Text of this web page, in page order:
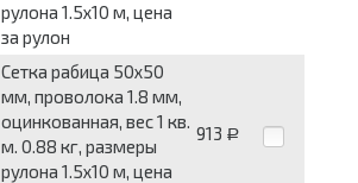
рулона 1.5x10 м, цена
за рулон
Сетка рабица 50x50
мм, проволока 1.8 мм,
оцинкованная, вес 1 кв.
м. 0.88 кг, размеры
рулона 1.5x10 м, цена
913 Р